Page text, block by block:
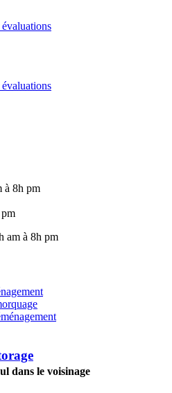
évaluations
évaluations
à 8h pm
am à 8h pm
dans le voisinage